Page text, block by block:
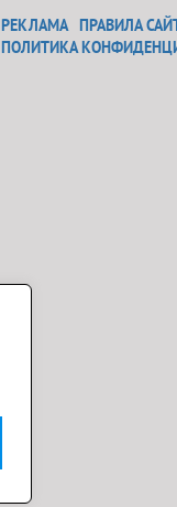
РЕКЛАМА ПРАВИЛА
ПОЛИТИКА